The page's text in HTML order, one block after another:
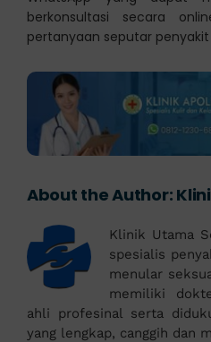
berkonsultasi secara
pertanyaan seputar
About the Author:
Klinik Utama
spesialis
menular
memiliki
ahli profesinal serta
yang lengkap, canggih dan